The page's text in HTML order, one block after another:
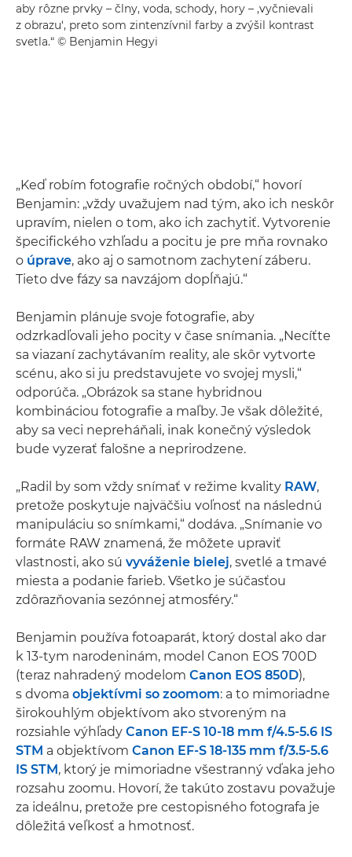
aby rôzne prvky – člny, voda, schody, hory – ,vyčnievali
z obrazu‘, preto som zintenzívnil farby a zvýšil kontrast
svetla.“ © Benjamin Hegyi
„Keď robím fotografie ročných období,“ hovorí
Benjamin: „vždy uvažujem nad tým, ako ich neskôr
upravím, nielen o tom, ako ich zachytiť. Vytvorenie
špecifického vzhľadu a pocitu je pre mňa rovnako
o úprave, ako aj o samotnom zachytení záberu.
Tieto dve fázy sa navzájom dopĺňajú.“
Benjamin plánuje svoje fotografie, aby
odzrkadľovali jeho pocity v čase snímania. „Necíťte
sa viazaní zachytávaním reality, ale skôr vytvorte
scénu, ako si ju predstavujete vo svojej mysli,“
odporúča. „Obrázok sa stane hybridnou
kombináciou fotografie a maľby. Je však dôležité,
aby sa veci nepreháňali, inak konečný výsledok
bude vyzerať falošne a neprirodzene.
„Radil by som vždy snímať v režime kvality RAW,
pretože poskytuje najväčšiu voľnosť na následnú
manipuláciu so snímkami,“ dodáva. „Snímanie vo
formáte RAW znamená, že môžete upraviť
vlastnosti, ako sú vyváženie bielej, svetlé a tmavé
miesta a podanie farieb. Všetko je súčasťou
zdôrazňovania sezónnej atmosféry.“
Benjamin používa fotoaparát, ktorý dostal ako dar
k 13-tym narodeninám, model Canon EOS 700D
(teraz nahradený modelom Canon EOS 850D),
s dvoma objektívmi so zoomom: a to mimoriadne
širokouhlým objektívom ako stvoreným na
rozsiahle výhľady Canon EF-S 10-18 mm f/4.5-5.6 IS
STM a objektívom Canon EF-S 18-135 mm f/3.5-5.6
IS STM, ktorý je mimoriadne všestranný vďaka jeho
rozsahu zoomu. Hovorí, že takúto zostavu považuje
za ideálnu, pretože pre cestopisného fotografa je
dôležitá veľkosť a hmotnosť.